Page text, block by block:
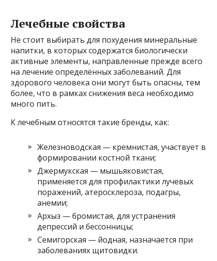
Лечебные свойства
Не стоит выбирать для похудения минеральные
напитки, в которых содержатся биологически
активные элементы, направленные прежде всего
на лечение определённых заболеваний. Для
здорового человека они могут быть опасны, тем
более, что в рамках снижения веса необходимо
много пить.
К лечебным относятся такие бренды, как:
Железноводская — кремнистая, участвует в
формировании костной ткани;
Джермукская — мышьяковистая,
применяется для профилактики лучевых
поражений, атеросклероза, подагры,
анемии;
Архыз — бромистая, для устранения
депрессий и бессонницы;
Семигорская — йодная, назначается при
заболеваниях щитовидки.